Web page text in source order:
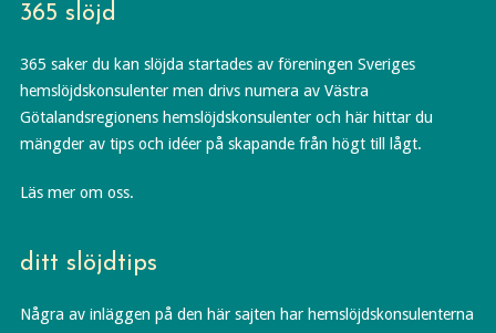
365 slöjd
365 saker du kan slöjda startades av föreningen Sveriges
hemslöjdskonsulenter men drivs numera av Västra
Götalandsregionens hemslöjdskonsulenter och här hittar du
mängder av tips och idéer på skapande från högt till lågt.
Läs mer om oss.
ditt slöjdtips
Några av inläggen på den här sajten har hemslöjdskonsulenterna